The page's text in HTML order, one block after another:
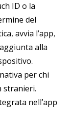
ID o la
del
avvia l’app,
alla
per chi
stranieri.
nell’app